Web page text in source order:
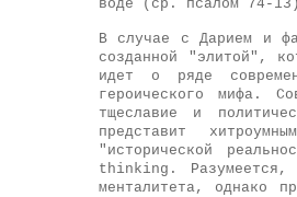
воде (ср. псалом 74-
В случае с Дарием и
созданной "элитой",
идет о ряде
героического мифа.
тщеславие и
представит
"исторической
thinking. Разумеется,
менталитета, однако